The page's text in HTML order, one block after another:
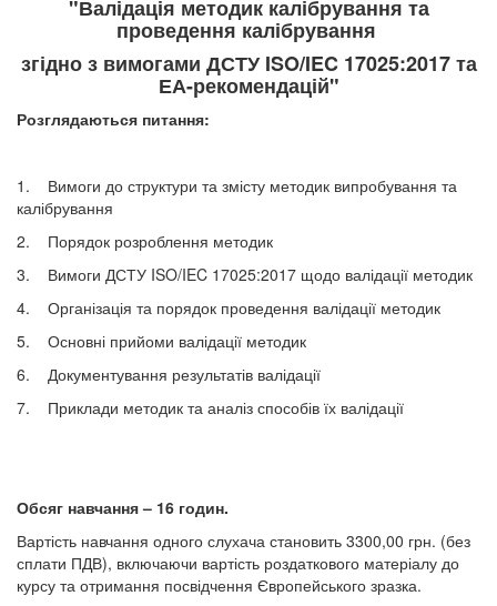
"Валідація методик калібрування та
проведення калібрування
згідно з вимогами ДСТУ ISO/IEC 17025:2017 та
ЕА-рекомендацій"
Розглядаються питання:
1. Вимоги до структури та змісту методик випробування та
калібрування
2. Порядок розроблення методик
3. Вимоги ДСТУ ISO/IEC 17025:2017 щодо валідації методик
4. Організація та порядок проведення валідації методик
5. Основні прийоми валідації методик
6. Документування результатів валідації
7. Приклади методик та аналіз способів їх валідації
Обсяг навчання – 16 годин.
Вартість навчання одного слухача становить 3300,00 грн. (без
сплати ПДВ), включаючи вартість роздаткового матеріалу до
курсу та отримання посвідчення Європейського зразка.